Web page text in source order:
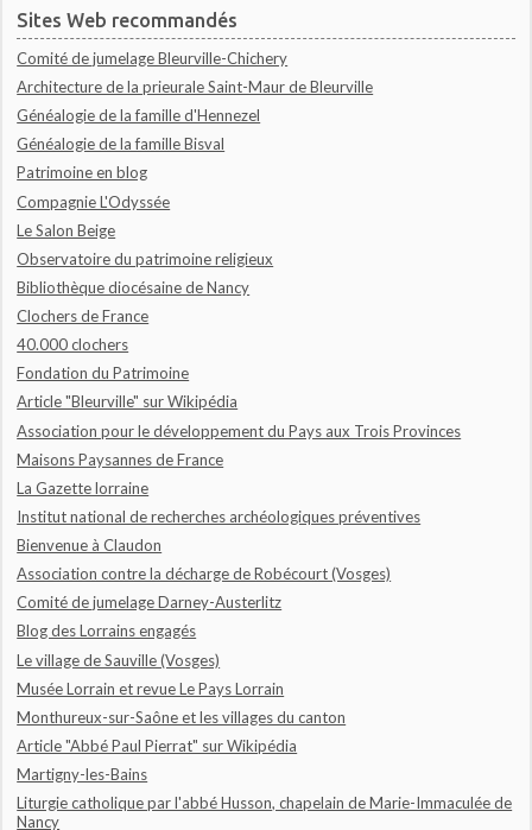
Sites Web recommandés
Comité de jumelage Bleurville-Chichery
Architecture de la prieurale Saint-Maur de Bleurville
Généalogie de la famille d'Hennezel
Généalogie de la famille Bisval
Patrimoine en blog
Compagnie L'Odyssée
Le Salon Beige
Observatoire du patrimoine religieux
Bibliothèque diocésaine de Nancy
Clochers de France
40.000 clochers
Fondation du Patrimoine
Article "Bleurville" sur Wikipédia
Association pour le développement du Pays aux Trois Provinces
Maisons Paysannes de France
La Gazette lorraine
Institut national de recherches archéologiques préventives
Bienvenue à Claudon
Association contre la décharge de Robécourt (Vosges)
Comité de jumelage Darney-Austerlitz
Blog des Lorrains engagés
Le village de Sauville (Vosges)
Musée Lorrain et revue Le Pays Lorrain
Monthureux-sur-Saône et les villages du canton
Article "Abbé Paul Pierrat" sur Wikipédia
Martigny-les-Bains
Liturgie catholique par l'abbé Husson, chapelain de Marie-Immaculée de
Nancy